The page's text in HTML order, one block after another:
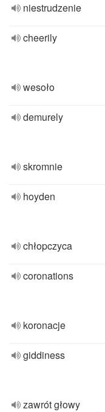
niestrudzenie
cheerily
wesoło
demurely
skromnie
hoyden
chłopczyca
coronations
koronacje
giddiness
zawrót głowy